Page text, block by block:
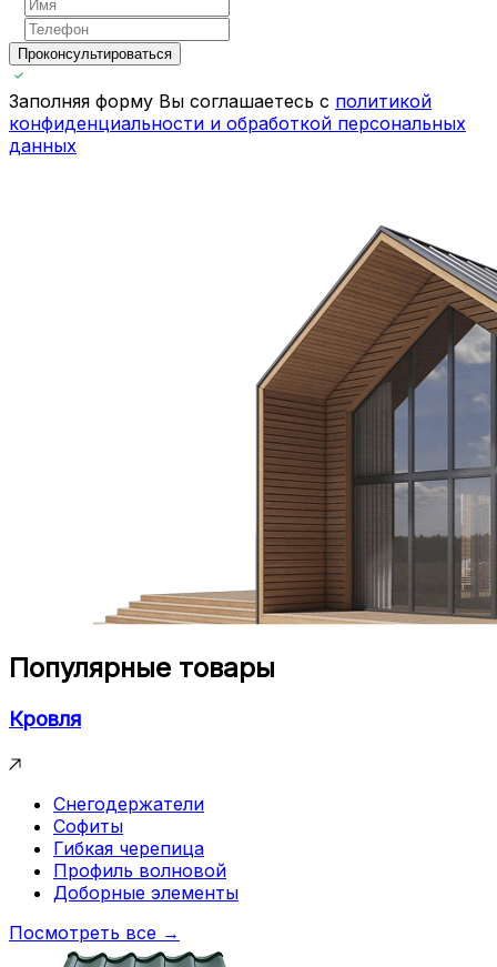
Проконсультироваться
Заполняя форму Вы соглашаетесь с политикой
конфиденциальности и обработкой персональных
данных
Популярные товары
Кровля
Снегодержатели
Софиты
Гибкая черепица
Профиль волновой
Доборные элементы
Посмотреть все →